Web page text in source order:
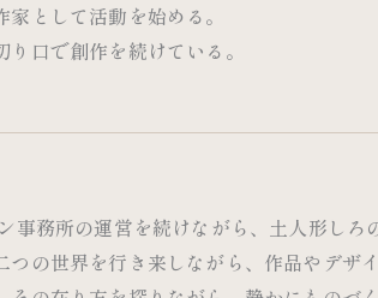
として活動を始める。
口で創作を続けている。
務所の運営を続けながら、土人形しろ
の世界を行き来しながら、作品やデザ